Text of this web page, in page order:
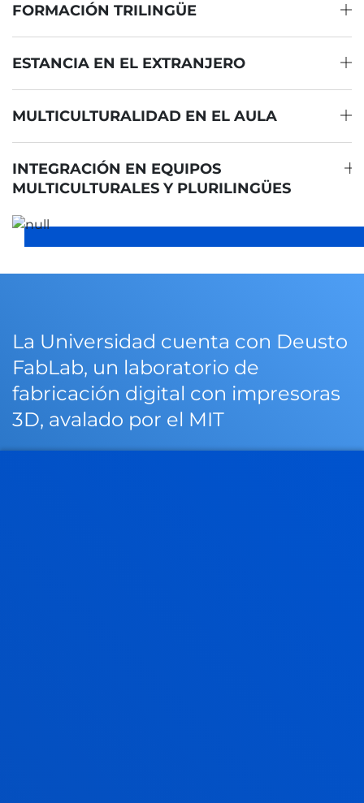
FORMACIÓN TRILINGÜE
ESTANCIA EN EL EXTRANJERO
MULTICULTURALIDAD EN EL AULA
INTEGRACIÓN EN EQUIPOS
MULTICULTURALES Y PLURILINGÜES
La Universidad cuenta con Deusto
FabLab, un laboratorio de
fabricación digital con impresoras
3D, avalado por el MIT